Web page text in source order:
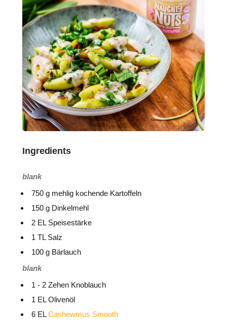
Ingredients
blank
750 g mehlig kochende Kartoffeln
150 g Dinkelmehl
2 EL Speisestärke
1 TL Salz
100 g Bärlauch
blank
1 - 2 Zehen Knoblauch
1 EL Olivenöl
6 ELCashewmus Smooth